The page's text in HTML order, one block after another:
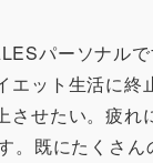
パーソナルで
エット生活に終
させたい。疲れ
。既にたくさん